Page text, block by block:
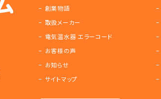
創業物語
取扱メーカー
電気温水器 エラーコード
お客様の声
お知らせ
サイトマップ